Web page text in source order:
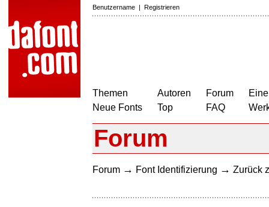
Benutzername | Registrieren
Themen
Neue Fonts
Autoren
Top
Forum
FAQ
Forum
Forum → Font Identifizierung → Zurück